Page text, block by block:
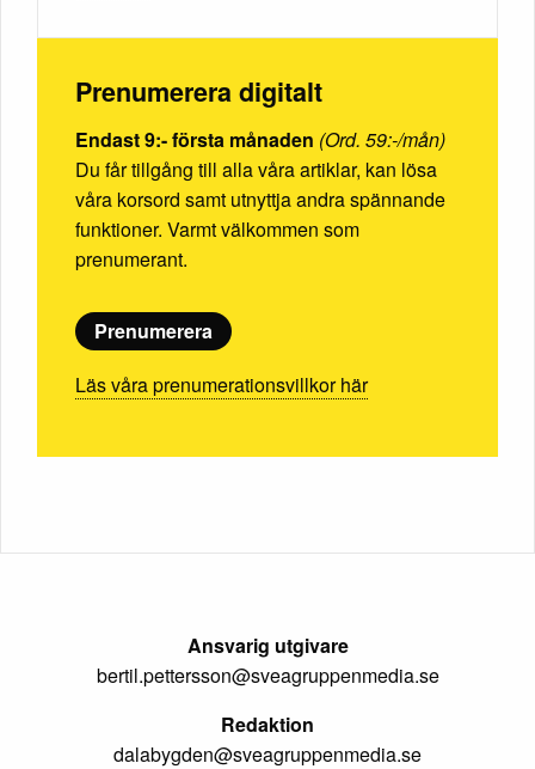
Prenumerera digitalt
Endast 9:- första månaden (Ord. 59:-/mån)
Du får tillgång till alla våra artiklar, kan lösa
våra korsord samt utnyttja andra spännande
funktioner. Varmt välkommen som
prenumerant.
Prenumerera
Läs våra prenumerationsvillkor här
Ansvarig utgivare
bertil.pettersson@sveagruppenmedia.se
Redaktion
dalabygden@sveagruppenmedia.se